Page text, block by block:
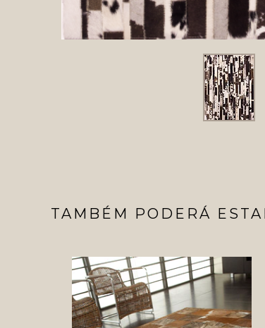
TAMBÉM PODERÁ